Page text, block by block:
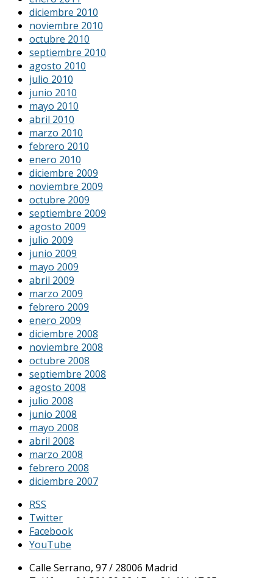
diciembre 2010
noviembre 2010
octubre 2010
septiembre 2010
agosto 2010
julio 2010
junio 2010
mayo 2010
abril 2010
marzo 2010
febrero 2010
enero 2010
diciembre 2009
noviembre 2009
octubre 2009
septiembre 2009
agosto 2009
julio 2009
junio 2009
mayo 2009
abril 2009
marzo 2009
febrero 2009
enero 2009
diciembre 2008
noviembre 2008
octubre 2008
septiembre 2008
agosto 2008
julio 2008
junio 2008
mayo 2008
abril 2008
marzo 2008
febrero 2008
diciembre 2007
RSS
Twitter
Facebook
YouTube
Calle Serrano, 97 / 28006 Madrid